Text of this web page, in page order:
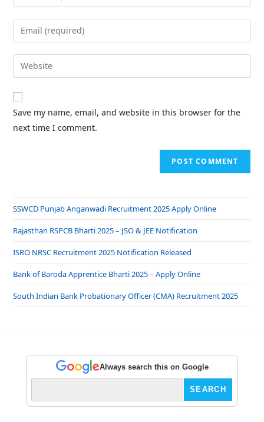
Save my name, email, and website in this browser for the
next time I comment.
SSWCD Punjab Anganwadi Recruitment 2025 Apply Online
Rajasthan RSPCB Bharti 2025 – JSO & JEE Notification
ISRO NRSC Recruitment 2025 Notification Released
Bank of Baroda Apprentice Bharti 2025 – Apply Online
South Indian Bank Probationary Officer (CMA) Recruitment 2025
Always search this on Google